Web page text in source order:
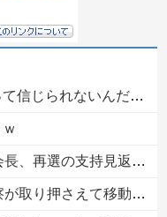
じられないんだが…
開催を打診か！海外から批判殺到！【海外の反応】
、「児童……どこ？」とガチで困惑する人が続出